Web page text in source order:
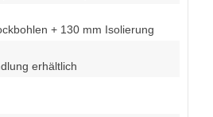
+ 130 mm Isolierung
erhältlich